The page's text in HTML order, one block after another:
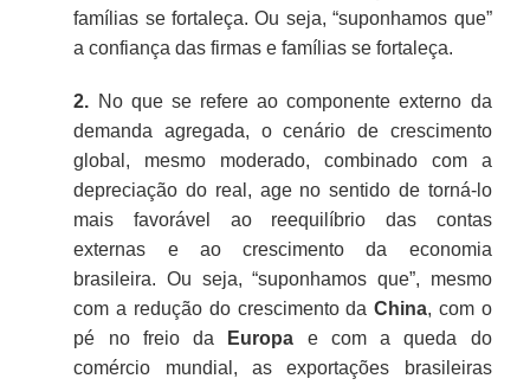
famílias se fortaleça. Ou seja, “suponhamos que”
a confiança das firmas e famílias se fortaleça.
2. No que se refere ao componente externo da
demanda agregada, o cenário de crescimento
global, mesmo moderado, combinado com a
depreciação do real, age no sentido de torná-lo
mais favorável ao reequilíbrio das contas
externas e ao crescimento da economia
brasileira. Ou seja, “suponhamos que”, mesmo
com a redução do crescimento daChina, com o
pé no freio da
Europa e com a queda do
comércio mundial, as exportações brasileiras